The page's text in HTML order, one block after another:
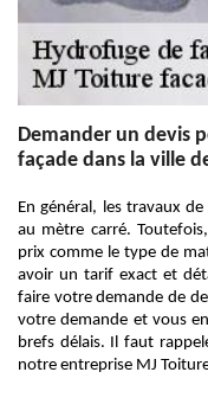
Demander un devis
façade dans la ville
En général, les travaux
au mètre carré.
prix comme le type de
avoir un tarif exact et
faire votre demande de
votre demande et vous
brefs délais. Il faut
notre entreprise MJ